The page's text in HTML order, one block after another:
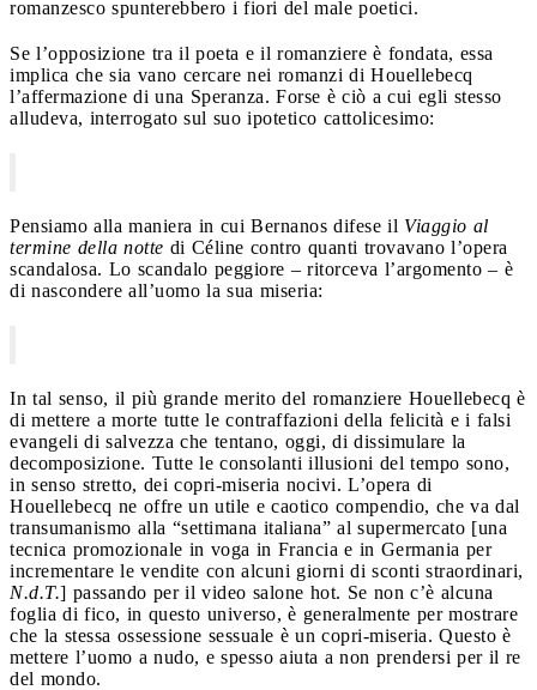
romanzesco spunterebbero i fiori del male poetici.
Se l’opposizione tra il poeta e il romanziere è fondata, essa
implica che sia vano cercare nei romanzi di Houellebecq
l’affermazione di una Speranza. Forse è ciò a cui egli stesso
alludeva, interrogato sul suo ipotetico cattolicesimo:
Pensiamo alla maniera in cui Bernanos difese il Viaggio al
termine della notte di Céline contro quanti trovavano l’opera
scandalosa. Lo scandalo peggiore – ritorceva l’argomento – è
di nascondere all’uomo la sua miseria:
In tal senso, il più grande merito del romanziere Houellebecq è
di mettere a morte tutte le contraffazioni della felicità e i falsi
evangeli di salvezza che tentano, oggi, di dissimulare la
decomposizione. Tutte le consolanti illusioni del tempo sono,
in senso stretto, dei copri-miseria nocivi. L’opera di
Houellebecq ne offre un utile e caotico compendio, che va dal
transumanismo alla “settimana italiana” al supermercato [una
tecnica promozionale in voga in Francia e in Germania per
incrementare le vendite con alcuni giorni di sconti straordinari,
N.d.T.] passando per il video salone hot. Se non c’è alcuna
foglia di fico, in questo universo, è generalmente per mostrare
che la stessa ossessione sessuale è un copri-miseria. Questo è
mettere l’uomo a nudo, e spesso aiuta a non prendersi per il re
del mondo.